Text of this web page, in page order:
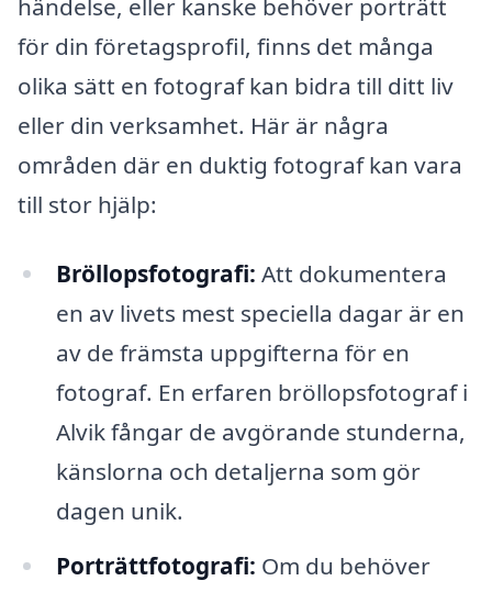
händelse, eller kanske behöver porträtt
för din företagsprofil, finns det många
olika sätt en fotograf kan bidra till ditt liv
eller din verksamhet. Här är några
områden där en duktig fotograf kan vara
till stor hjälp:
Bröllopsfotografi: Att dokumentera
en av livets mest speciella dagar är en
av de främsta uppgifterna för en
fotograf. En erfaren bröllopsfotograf i
Alvik fångar de avgörande stunderna,
känslorna och detaljerna som gör
dagen unik.
Porträttfotografi: Om du behöver